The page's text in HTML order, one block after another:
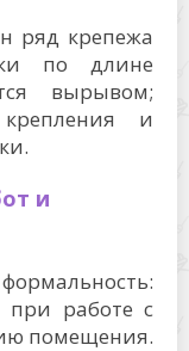
ряд крепежа
по длине
вырывом;
и
и
при работе с
помещения.